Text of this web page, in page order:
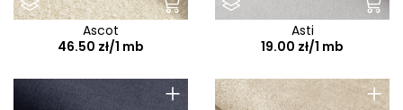
Ascot
46.50 zł/1 mb
Asti
19.00 zł/1 mb
+ +